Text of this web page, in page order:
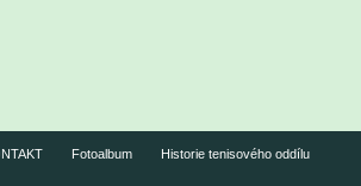
Fotoalbum Historie tenisového oddílu